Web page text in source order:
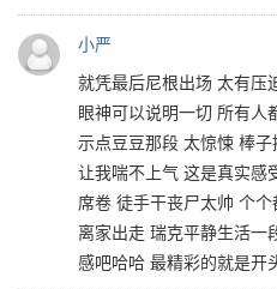
小严
就凭最后尼根出场 太有压
眼神可以说明一切 所有人
示点豆豆那段 太惊悚 棒
让我喘不上气 这是真实感
席卷 徒手干丧尸太帅 个
离家出走 瑞克平静生活一
感吧哈哈 最精彩的就是开